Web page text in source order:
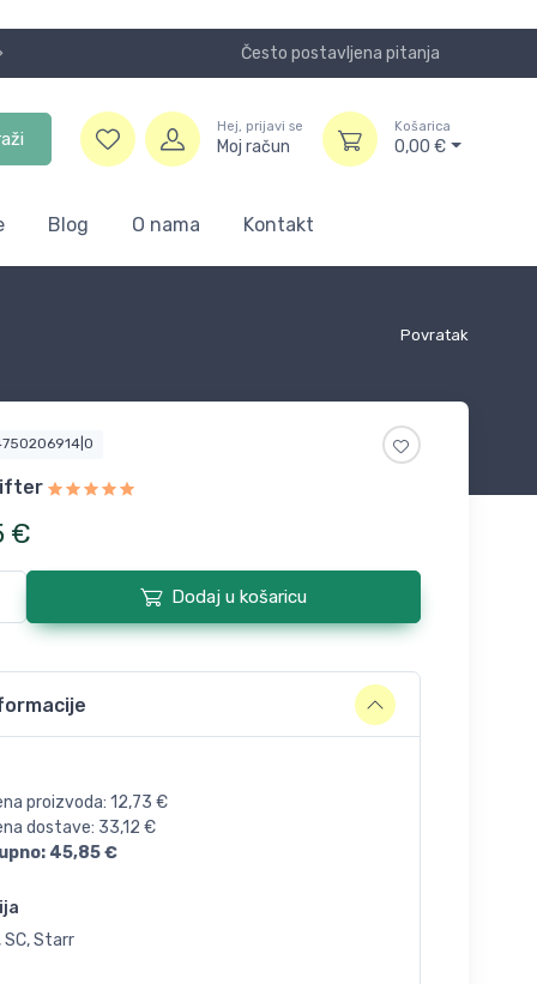
Često postavljena pitanja
Hej, prijavi se
Moj račun
Košarica
0,00 €
Blog O nama Kontakt
Povratak
€
Dodaj u košaricu
proizvoda: 12,73 €
dostave: 33,12 €
45,85€
SC, Starr